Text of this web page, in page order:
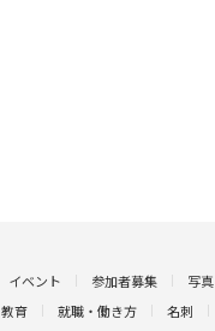
イベント 参加者募集 写真
教育 就職・働き方 名刺